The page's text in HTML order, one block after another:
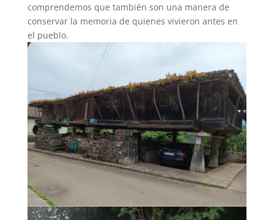
comprendemos que también son una manera de
conservar la memoria de quienes vivieron antes en
el pueblo.